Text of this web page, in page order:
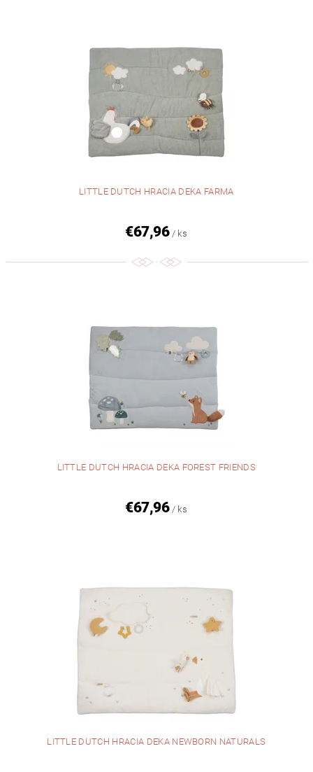
LITTLE DUTCH HRACIA DEKA FARMA
€67,96 / ks
LITTLE DUTCH HRACIA DEKA FOREST FRIENDS
€67,96 / ks
LITTLE DUTCH HRACIA DEKA NEWBORN NATURALS